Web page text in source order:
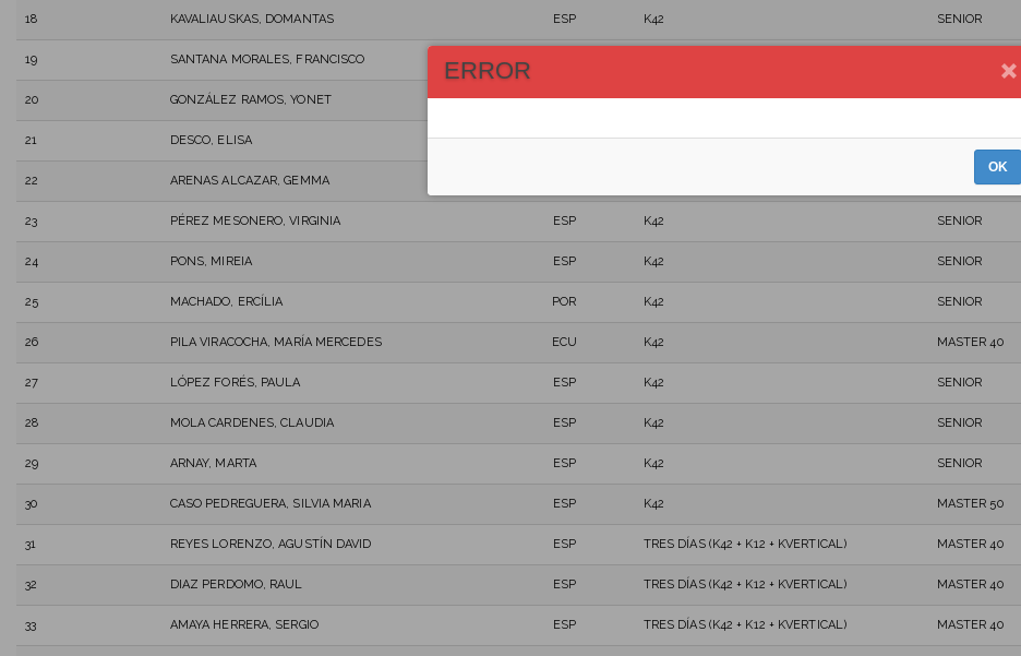
18 KAVALIAUSKAS, DOMANTAS ESP K42 SENIOR
19 SANTANA MORALES, FRANCISCO
20 GONZÁLEZ RAMOS, YONET ESP TRES DÍAS (K42 + K12 + KVERTICAL) SENIOR
21 DESCO, ELISA ITA K42 MASTER 40
22 ARENAS ALCAZAR, GEMMA MASTER 40
23 PÉREZ MESONERO, VIRGINIA ESP K42 SENIOR
24 PONS, MIREIA ESP K42 SENIOR
25 MACHADO, ERCÍLIA POR K42 SENIOR
26 PILA VIRACOCHA, MARÍA MERCEDES ECU K42 MASTER 40
27 LÓPEZ FORÉS, PAULA ESP K42 SENIOR
28 MOLA CARDENES, CLAUDIA ESP K42 SENIOR
29 ARNAY, MARTA ESP K42 SENIOR
30 CASO PEDREGUERA, SILVIA MARIA ESP K42 MASTER 50
31 REYES LORENZO, AGUSTÍN DAVID ESP TRES DÍAS (K42 + K12 + KVERTICAL) MASTER 40
32 DIAZ PERDOMO, RAUL ESP TRES DÍAS (K42 + K12 + KVERTICAL) MASTER 40
33 AMAYA HERRERA, SERGIO ESP TRES DÍAS (K42 + K12 + KVERTICAL) MASTER 40
ERROR
OK